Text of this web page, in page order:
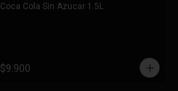
Coca Cola Sin Azucar 1.5L
$9.900